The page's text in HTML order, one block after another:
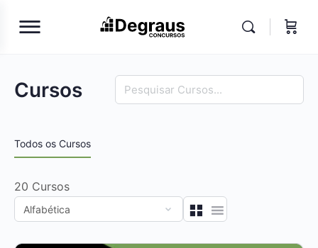
Cursos Procura
Todos os Cursos
20 Cursos